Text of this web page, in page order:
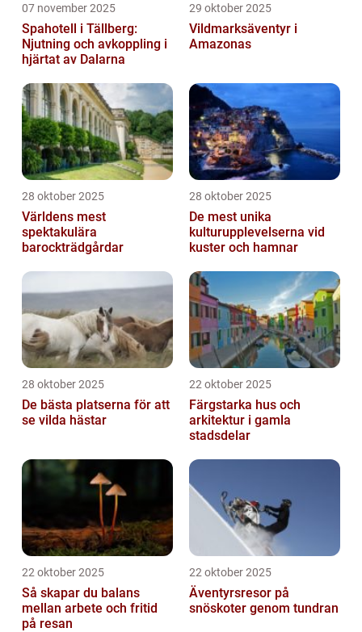
07 november 2025
Spahotell i Tällberg:
Njutning och avkoppling i
hjärtat av Dalarna
29 oktober 2025
Vildmarksäventyr i
Amazonas
28 oktober 2025
Världens mest
spektakulära
barockträdgårdar
28 oktober 2025
De mest unika
kulturupplevelserna vid
kuster och hamnar
28 oktober 2025
De bästa platserna för att
se vilda hästar
22 oktober 2025
Färgstarka hus och
arkitektur i gamla
stadsdelar
22 oktober 2025
Så skapar du balans
mellan arbete och fritid
på resan
22 oktober 2025
Äventyrsresor på
snöskoter genom tundran